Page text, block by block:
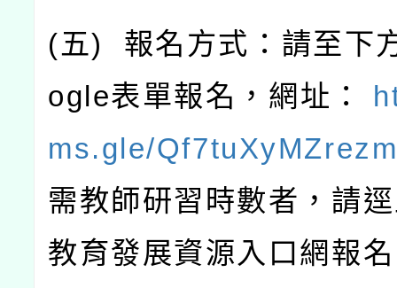
(五) 報名方式：請至下
ogle表單報名，網址：
ms.gle/
需教師研習時數者，請
教育發展資源入口網報